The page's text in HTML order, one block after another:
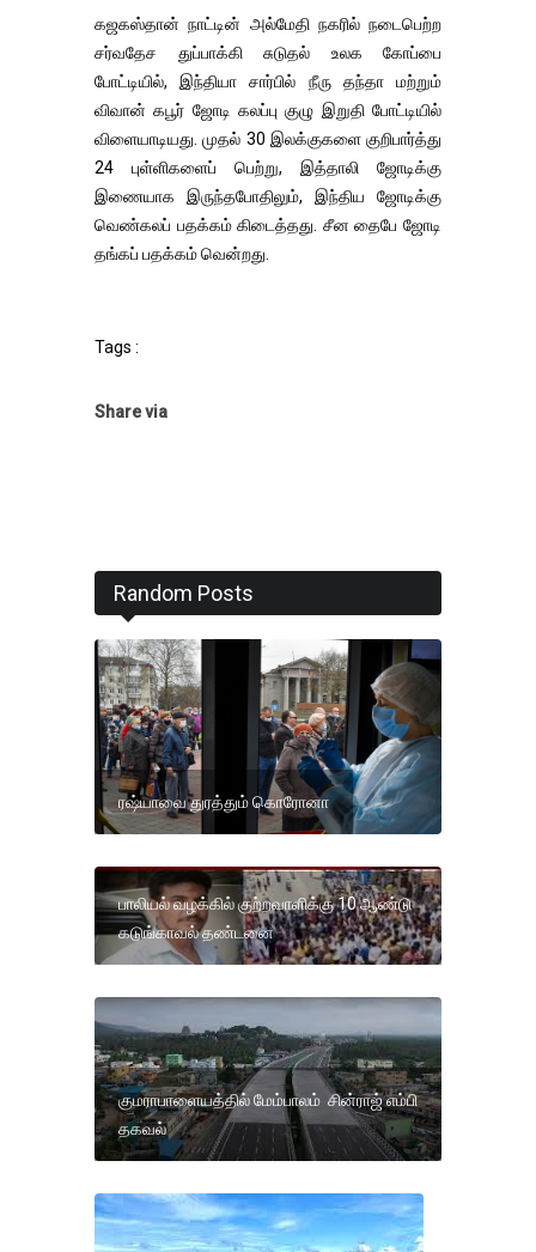
கஜகஸ்தான் நாட்டின் அல்மேதி நகரில் நடைபெற்ற
சர்வதேச துப்பாக்கி சுடுதல் உலக கோப்பை
போட்டியில், இந்தியா சார்பில் நீரு தந்தா மற்றும்
விவான் கபூர் ஜோடி கலப்பு குழு இறுதி போட்டியில்
விளையாடியது. முதல் 30 இலக்குகளை குறிபார்த்து
24 புள்ளிகளைப் பெற்று, இத்தாலி ஜோடிக்கு
இணையாக இருந்தபோதிலும், இந்திய ஜோடிக்கு
வெண்கலப் பதக்கம் கிடைத்தது. சீன தைபே ஜோடி
தங்கப் பதக்கம் வென்றது.
Tags :
Share via
Random Posts
ரஷ்யாவை துரத்தும் கொரோனா
பாலியல் வழக்கில் குற்றவாளிக்கு 10 ஆண்டு
கடுங்காவல் தண்டனை
குமராபாளையத்தில் மேம்பாலம் சின்ராஜ் எம்பி
தகவல்